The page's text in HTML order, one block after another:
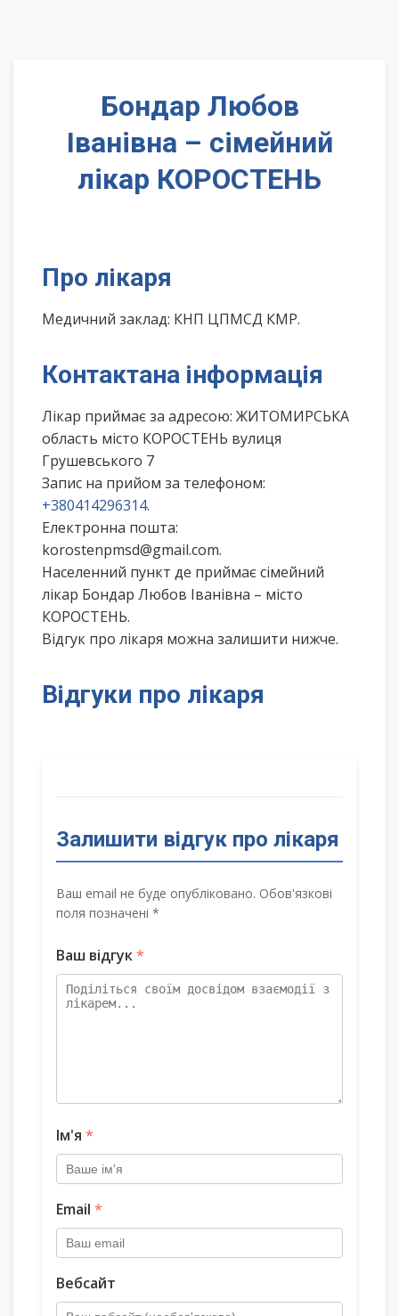
Бондар Любов
Іванівна – сімейний
лікар КОРОСТЕНЬ
Про лікаря
Медичний заклад: КНП ЦПМСД КМР.
Контактана інформація
Лікар приймає за адресою: ЖИТОМИРСЬКА
область місто КОРОСТЕНЬ вулиця
Грушевського 7
Запис на прийом за телефоном:
+380414296314.
Електронна пошта:
korostenpmsd@gmail.com.
Населенний пункт де приймає сімейний
лікар Бондар Любов Іванівна – місто
КОРОСТЕНЬ.
Відгук про лікаря можна залишити нижче.
Відгуки про лікаря
Залишити відгук про лікаря
Ваш email не буде опубліковано. Обов'язкові
поля позначені *
Ваш відгук*
Ім'я *
Email *
Вебсайт